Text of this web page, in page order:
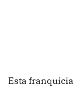
Esta franquicia